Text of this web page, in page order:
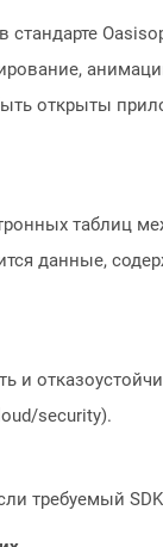
открыты
таблиц
данные,
и
security).
требуемый